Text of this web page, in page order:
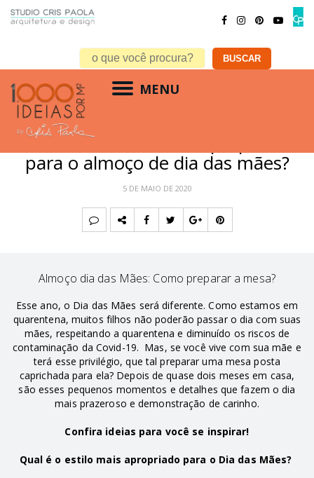
MENU
Mesa Criativa : como preparar
para o almoço de dia das mães?
5 DE MAIO DE 2020
Almoço dia das Mães: Como preparar a mesa?
Esse ano, o Dia das Mães será diferente. Como estamos em
quarentena, muitos filhos não poderão passar o dia com suas
mães, respeitando a quarentena e diminuído os riscos de
contaminação da Covid-19. Mas, se você vive com sua mãe e
terá esse privilégio, que tal preparar uma mesa posta
caprichada para ela? Depois de quase dois meses em casa,
são esses pequenos momentos e detalhes que fazem o dia
mais prazeroso e demonstração de carinho.
Confira ideias para você se inspirar!
Qual é o estilo mais apropriado para o Dia das Mães?